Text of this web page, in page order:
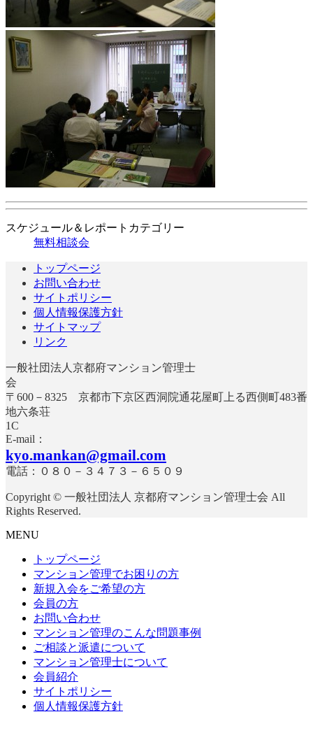
スケジュール＆レポートカテゴリー
無料相談会
トップページ
お問い合わせ
サイトポリシー
個人情報保護方針
サイトマップ
リンク
一般社団法人京都府マンション管理士
〒600－8325 京都市下京区西洞院通花屋町上る西側町483番
地六条荘
E-mail：
kyo.mankan@gmail.com
電話：０８０－３４７３－６５０９
Copyright © 一般社団法人 京都府マンション管理士会 All
Rights Reserved.
MENU
トップページ
マンション管理でお困りの方
新規入会をご希望の方
会員の方
お問い合わせ
マンション管理のこんな問題事例
ご相談と派遣について
マンション管理士について
会員紹介
サイトポリシー
個人情報保護方針